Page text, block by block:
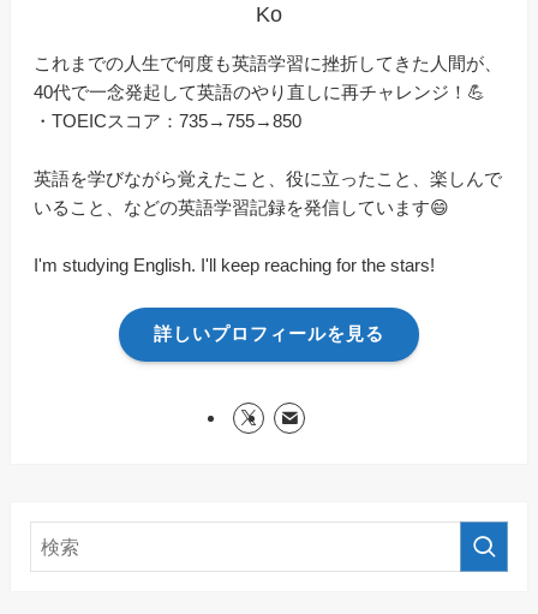
Ko
これまでの人生で何度も英語学習に挫折してきた人間が、
40代で一念発起して英語のやり直しに再チャレンジ！💪
・TOEICスコア：735→755→850
英語を学びながら覚えたこと、役に立ったこと、楽しんで
いること、などの英語学習記録を発信しています😄
I'm studying English. I'll keep reaching for the stars!
詳しいプロフィールを見る